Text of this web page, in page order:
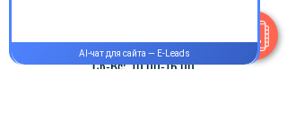
Пн-Пт:9.00-18.00
Сб-Вс:10.00-16.00